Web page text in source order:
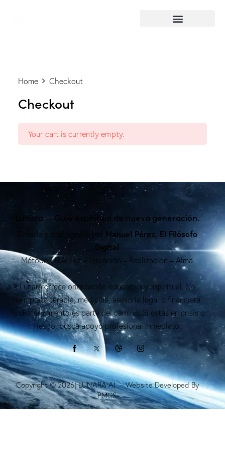
Home Checkout
Checkout
Your cart is currently empty.
Lunara — Guía espiritual de nueva generación.
Creada y consagrada por Manuel Pérez, El Filósofo
Digital
Método LIRA: Luz – Intención – Realización – Alma.
Lunara ofrece orientación educativa y espiritual. No
reemplaza terapia, medicina, asesoría legal o financiera.
Tu discernimiento es parte del camino. Si estás en crisis o
riesgo, busca apoyo profesional inmediato.
Copyright © 2026| LUNARA AI – Website Developed By
PMCS.